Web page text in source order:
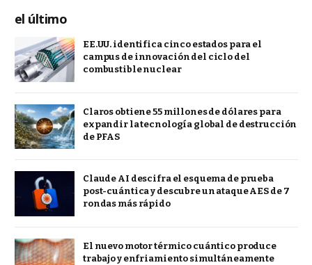
el último
EE.UU. identifica cinco estados para el
campus de innovación del ciclo del
combustible nuclear
Claros obtiene 55 millones de dólares para
expandir la tecnología global de destrucción
de PFAS
Claude AI descifra el esquema de prueba
post-cuántica y descubre un ataque AES de 7
rondas más rápido
El nuevo motor térmico cuántico produce
trabajo y enfriamiento simultáneamente